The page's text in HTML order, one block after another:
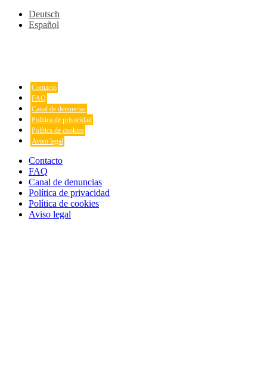
Deutsch
Español
Contacto
FAQ
Canal de denuncias
Política de privacidad
Política de cookies
Aviso legal
Contacto
FAQ
Canal de denuncias
Política de privacidad
Política de cookies
Aviso legal